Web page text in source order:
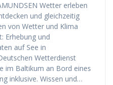
Wetter erleben
und gleichzeitig
von Wetter und Klima
Erhebung und
auf See in
Wetterdienst
im Baltikum an Bord eines
inklusive. Wissen und…